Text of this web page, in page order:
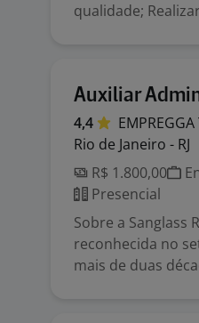
qualidade;
Auxiliar
4,4 EMPREGGA
Rio de Janeiro - RJ
R$ 1.800,00
Presencial
Sobre a Sanglass
reconhecida no
mais de duas